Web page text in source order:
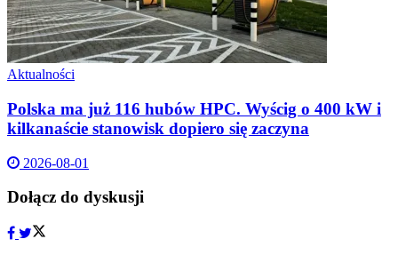
Aktualności
Polska ma już 116 hubów HPC. Wyścig o 400 kW i
kilkanaście stanowisk dopiero się zaczyna
2026-08-01
Dołącz do dyskusji